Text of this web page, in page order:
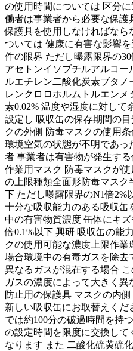
の使用時間については 区分
働者は事業者から必要な保
保護具を使用しなければなら
ついては 健康に有害な影響
件の限界 ただし曝露限界の
アセトンイソブチルアルコー
ルエチレン二酸化炭素ブタ
レンクロロホルムトルエン
素0.02% 温度や湿度に対して
設定し 吸収缶の保存期間の目
クの外側 防毒マスクの使用
環境空気の状態が不明であ
者 事業者は有害物が発生す
作業用マスク 防毒マスクが
の上限種類全面形防毒マスク
下 ただし曝露限界のN1倍2%
十分な吸収能力のある吸収缶
中の有害物質濃度 缶体にキ
倍0.1%以下 興研 吸収缶の能
クの使用可能な濃度上限作
場合環境中の有毒ガスを除
異なるガスが混在する場合
ガスの濃度によって大きく
防止用の保護具 マスクの内
新しい吸収缶にお取替えくだ
では約100分の破過時間を持
の設定時間を限度に交換して
なります また 二酸化硫黄硫